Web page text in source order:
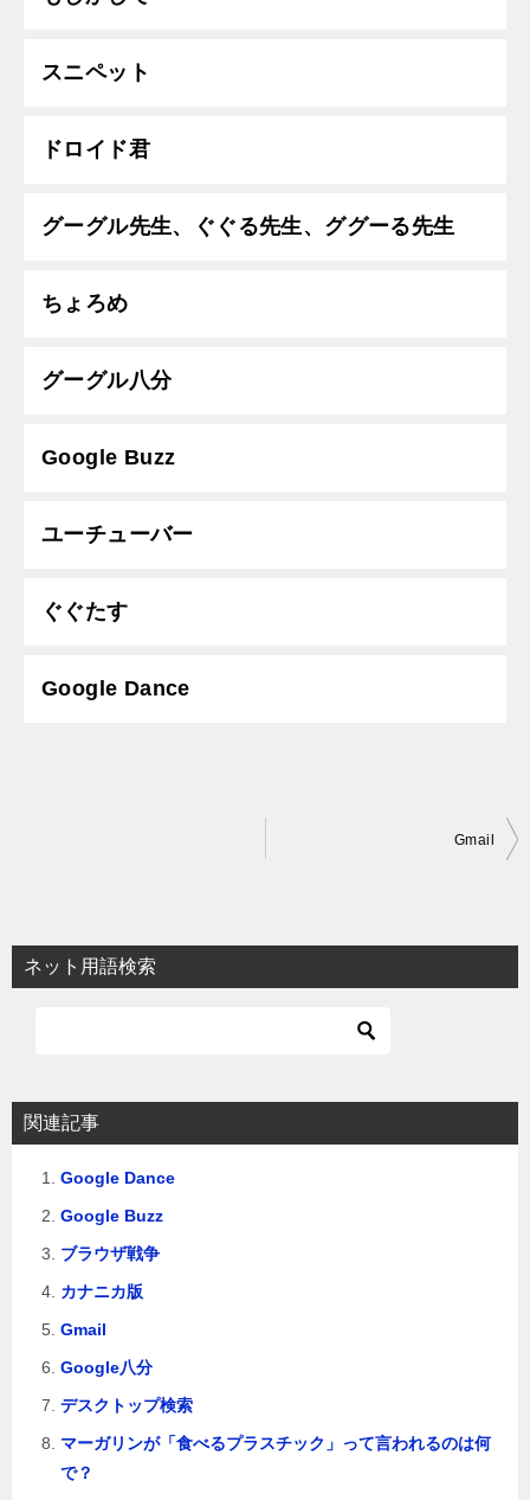
スニペット
ドロイド君
グーグル先生、ぐぐる先生、ググーる先生
ちょろめ
グーグル八分
Google Buzz
ユーチューバー
ぐぐたす
Google Dance
ビ
ゲ
ョ
ン
Gmail
ネット用語検索
関連記事
Google Dance
Google Buzz
ブラウザ戦争
カナニカ版
Gmail
Google八分
デスクトップ検索
マーガリンが「食べるプラスチック」って言われるのは何
で？